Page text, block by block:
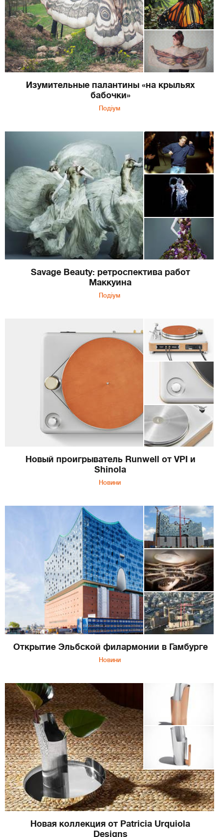
Изумительные палантины «на крыльях
бабочки»
Подіум
Savage Beauty: ретроспектива работ
Маккуина
Подіум
Новый проигрыватель Runwell от VPI и
Shinola
Новини
Открытие Эльбской филармонии в Гамбурге
Новини
Новая коллекция от Patricia Urquiola
Designs